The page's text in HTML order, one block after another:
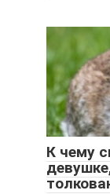
К чему